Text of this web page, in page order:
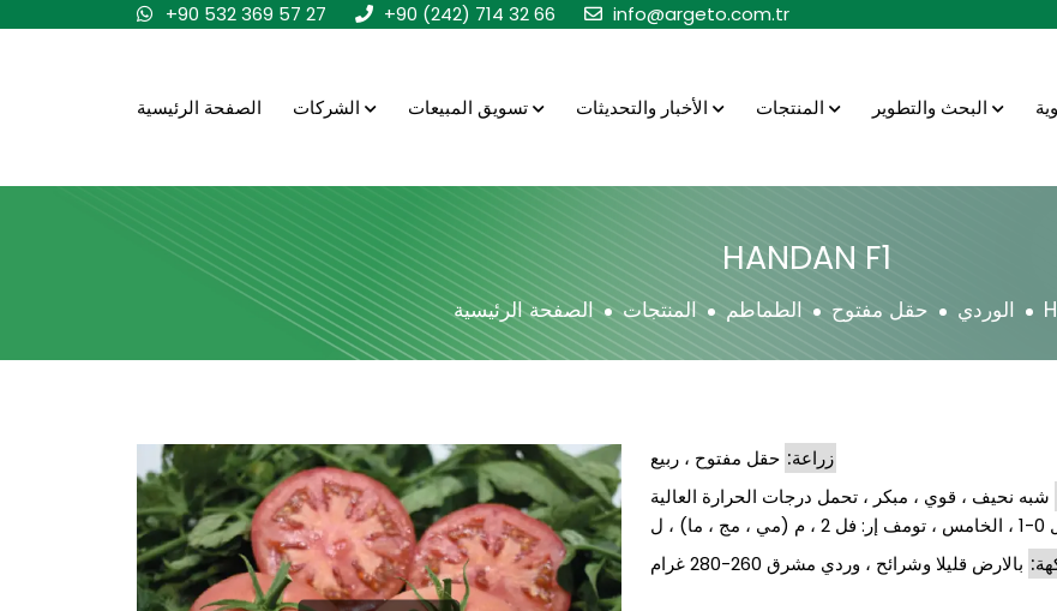
+90 532 369 57 27 +90 (242) 714 32 66 info@argeto.com.tr
الصفحة الرئيسية
HANDAN F1
الصفحة الرئيسية المنتجات الطماطم حقل مفتوح الوردي
زراعة: حقل مفتوح ، ربيع
شبه نحيف ، قوي ، مبكر ، تحمل درجات الحرارة العالية
، ل
بالارض قليلا وشرائح ، وردي مشرق 260-280 غرام